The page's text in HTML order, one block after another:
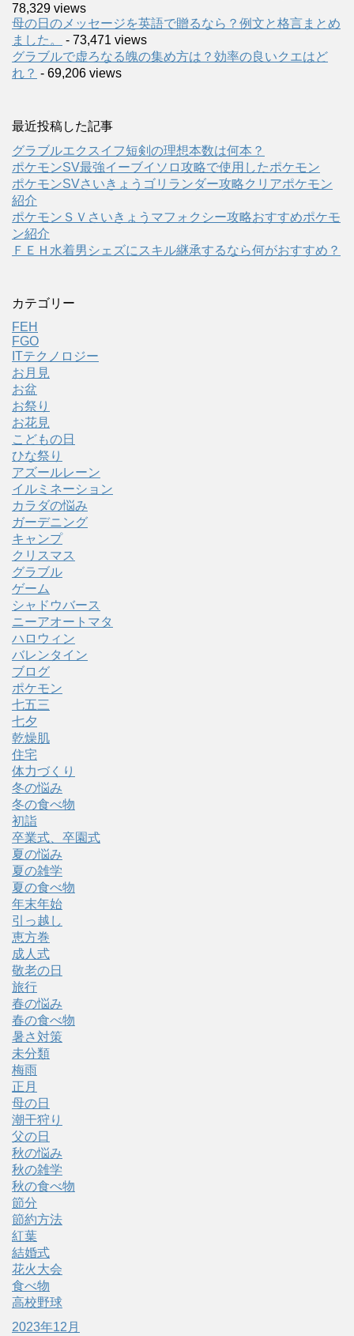
78,329 views
母の日のメッセージを英語で贈るなら？例文と格言まとめ
ました。
- 73,471 views
グラブルで虚ろなる魄の集め方は？効率の良いクエはど
れ？ - 69,206 views
最近投稿した記事
グラブルエクスイフ短剣の理想本数は何本？
ポケモンSV最強イーブイソロ攻略で使用したポケモン
ポケモンSVさいきょうゴリランダー攻略クリアポケモン
紹介
ポケモンＳＶさいきょうマフォクシー攻略おすすめポケモ
ン紹介
ＦＥＨ水着男シェズにスキル継承するなら何がおすすめ？
カテゴリー
FEH
FGO
ITテクノロジー
お月見
お盆
お祭り
お花見
こどもの日
ひな祭り
アズールレーン
イルミネーション
カラダの悩み
ガーデニング
キャンプ
クリスマス
グラブル
ゲーム
シャドウバース
ニーアオートマタ
ハロウィン
バレンタイン
ブログ
ポケモン
七五三
七夕
乾燥肌
住宅
体力づくり
冬の悩み
冬の食べ物
初詣
卒業式、卒園式
夏の悩み
夏の雑学
夏の食べ物
年末年始
引っ越し
恵方巻
成人式
敬老の日
旅行
春の悩み
春の食べ物
暑さ対策
未分類
梅雨
正月
母の日
潮干狩り
父の日
秋の悩み
秋の雑学
秋の食べ物
節分
節約方法
紅葉
結婚式
花火大会
食べ物
高校野球
2023年12月